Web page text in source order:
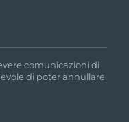
comunicazioni di
di poter annullare